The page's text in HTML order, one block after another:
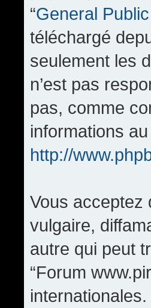
“General
téléchargé
seulement les
n’est pas
pas, comme
informations
http://
Vous acceptez
vulgaire,
autre qui peut
“Forum